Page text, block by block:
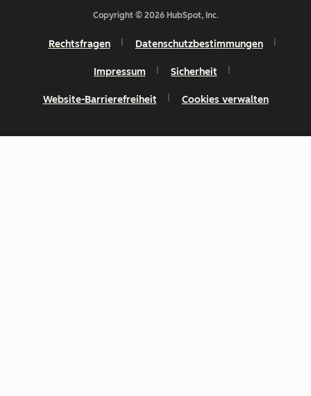
Copyright © 2026 HubSpot, Inc.
Rechtsfragen Datenschutzbestimmungen
Impressum Sicherheit
Website-Barrierefreiheit Cookies verwalten